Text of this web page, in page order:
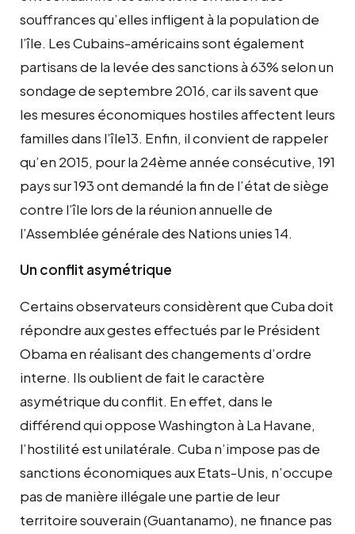
souffrances qu’elles infligent à la population de
l’île. Les Cubains-américains sont également
partisans de la levée des sanctions à 63% selon un
sondage de septembre 2016, car ils savent que
les mesures économiques hostiles affectent leurs
familles dans l’île13. Enfin, il convient de rappeler
qu’en 2015, pour la 24ème année consécutive, 191
pays sur 193 ont demandé la fin de l’état de siège
contre l’île lors de la réunion annuelle de
l’Assemblée générale des Nations unies 14.
Un conflit asymétrique
Certains observateurs considèrent que Cuba doit
répondre aux gestes effectués par le Président
Obama en réalisant des changements d’ordre
interne. Ils oublient de fait le caractère
asymétrique du conflit. En effet, dans le
différend qui oppose Washington à La Havane,
l’hostilité est unilatérale. Cuba n’impose pas de
sanctions économiques aux Etats-Unis, n’occupe
pas de manière illégale une partie de leur
territoire souverain (Guantanamo), ne finance pas